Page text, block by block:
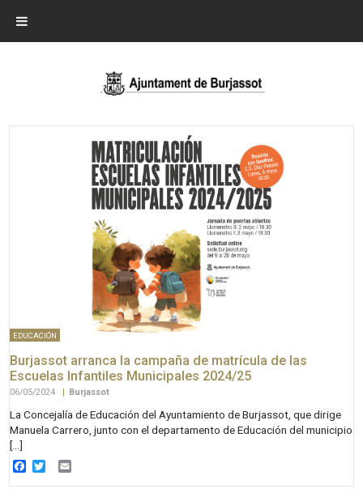
EDUCACIÓN
Burjassot arranca la campaña de matrícula de las
Escuelas Infantiles Municipales 2024/25
06/05/2024 Burjassot
La Concejalía de Educación del Ayuntamiento de Burjassot, que dirige
Manuela Carrero, junto con el departamento de Educación del municipio
[…]
Facebook
Twitter